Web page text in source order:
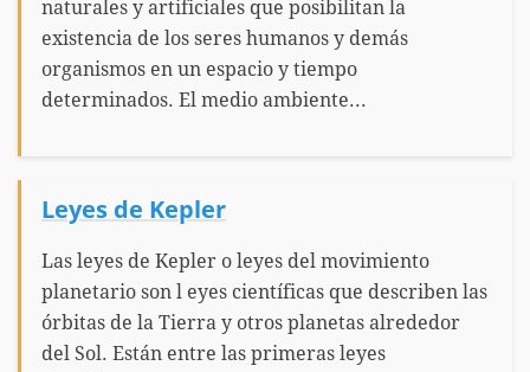
naturales y artificiales que posibilitan la
existencia de los seres humanos y demás
organismos en un espacio y tiempo
determinados. El medio ambiente...
Leyes de Kepler
Las leyes de Kepler o leyes del movimiento
planetario son l eyes científicas que describen las
órbitas de la Tierra y otros planetas alrededor
del Sol. Están entre las primeras leyes